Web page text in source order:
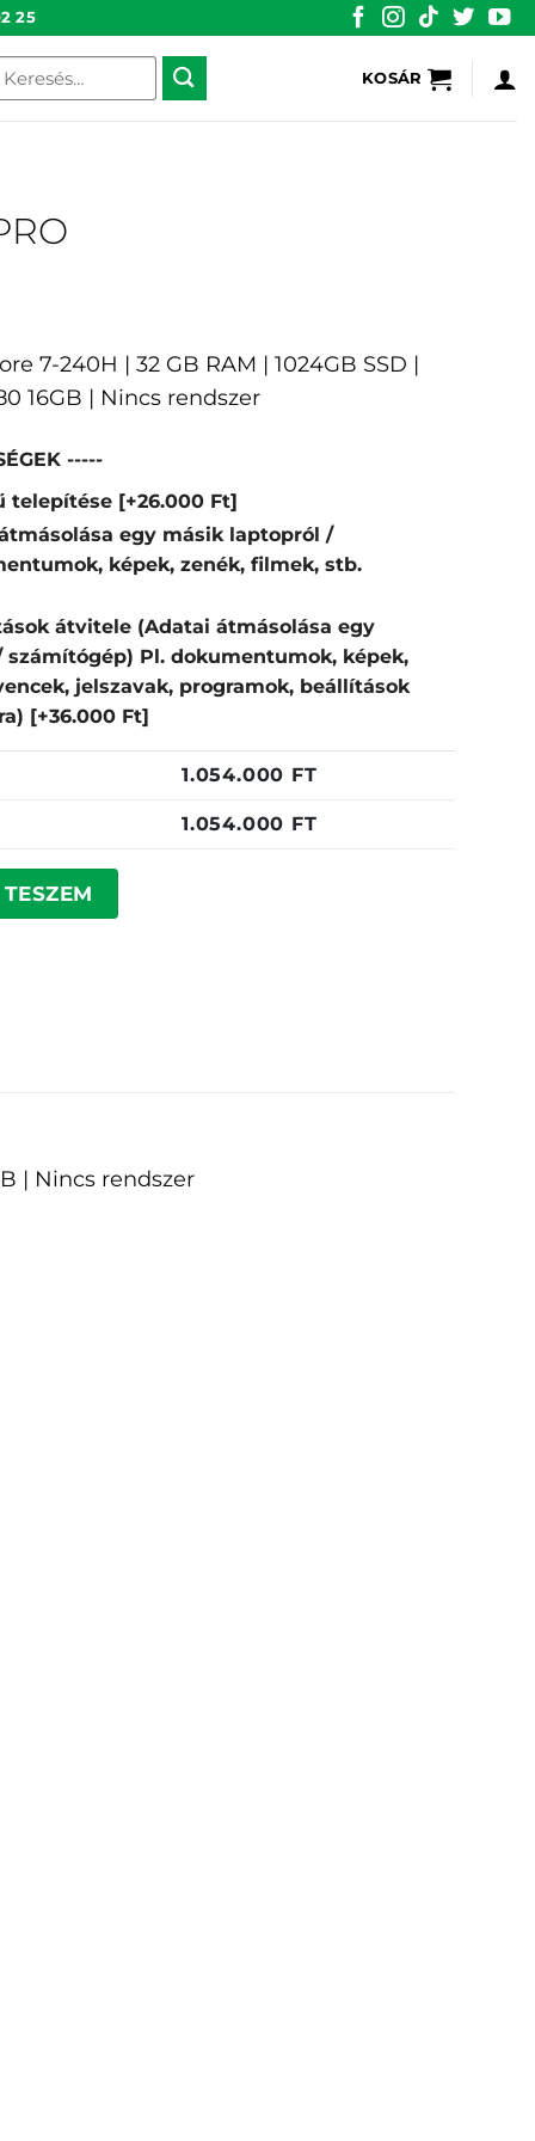
25
KOSÁR
7-240H | 32 GB RAM | 1024GB SSD |
16GB | Nincs rendszer
-----
telepítése [+26.000 Ft]
egy másik laptopról /
képek, zenék, filmek, stb.
átvitele (Adatai átmásolása egy
Pl. dokumentumok, képek,
jelszavak, programok, beállítások
[+36.000 Ft]
1.054.000 FT
1.054.000 FT
| Nincs rendszer